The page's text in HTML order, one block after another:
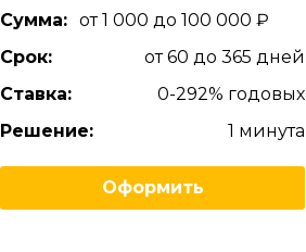
Сумма: от 1 000 до 100 000
Срок:
от 60 до 365 дней
Ставка:
0-292% годовых
Решение:
1 минута
Оформить